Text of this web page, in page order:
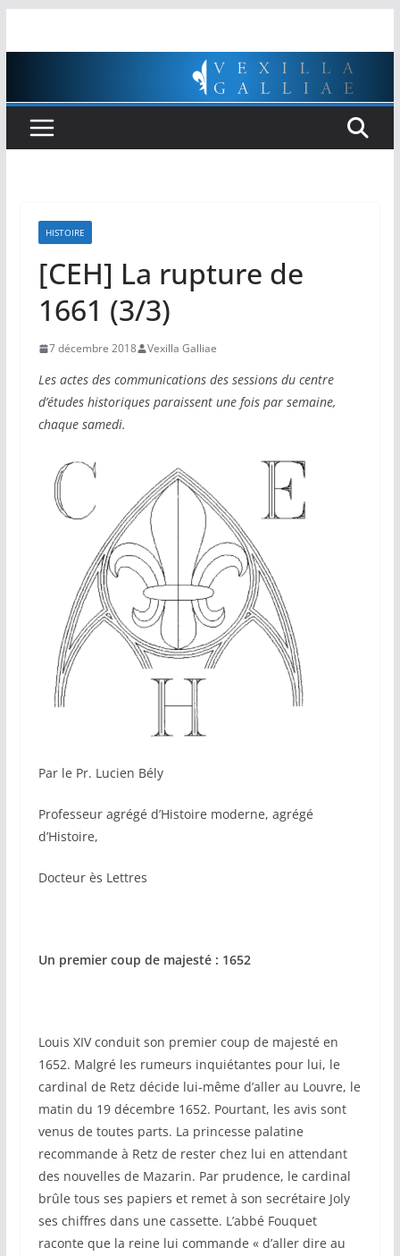
HISTOIRE
[CEH] La rupture de
1661 (3/3)
7 décembre 2018 Vexilla Galliae
Les actes des communications des sessions du centre
d’études historiques paraissent une fois par semaine,
chaque samedi.
Par le Pr. Lucien Bély
Professeur agrégé d’Histoire moderne, agrégé
d’Histoire,
Docteur ès Lettres
Un premier coup de majesté : 1652
Louis XIV conduit son premier coup de majesté en
1652. Malgré les rumeurs inquiétantes pour lui, le
cardinal de Retz décide lui-même d’aller au Louvre, le
matin du 19 décembre 1652. Pourtant, les avis sont
venus de toutes parts. La princesse palatine
recommande à Retz de rester chez lui en attendant
des nouvelles de Mazarin. Par prudence, le cardinal
brûle tous ses papiers et remet à son secrétaire Joly
ses chiffres dans une cassette. L’abbé Fouquet
raconte que la reine lui commande « d’aller dire au